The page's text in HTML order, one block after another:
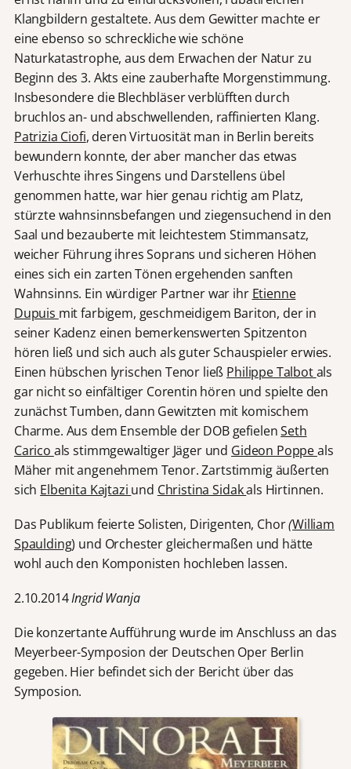
Klangbildern gestaltete. Aus dem Gewitter machte er
eine ebenso so schreckliche wie schöne
Naturkatastrophe, aus dem Erwachen der Natur zu
Beginn des 3. Akts eine zauberhafte Morgenstimmung.
Insbesondere die Blechbläser verblüfften durch
bruchlos an- und abschwellenden, raffinierten Klang.
Patrizia Ciofi, deren Virtuosität man in Berlin bereits
bewundern konnte, der aber mancher das etwas
Verhuschte ihres Singens und Darstellens übel
genommen hatte, war hier genau richtig am Platz,
stürzte wahnsinnsbefangen und ziegensuchend in den
Saal und bezauberte mit leichtestem Stimmansatz,
weicher Führung ihres Soprans und sicheren Höhen
eines sich ein zarten Tönen ergehenden sanften
Wahnsinns. Ein würdiger Partner war ihr Etienne
Dupuis mit farbigem, geschmeidigem Bariton, der in
seiner Kadenz einen bemerkenswerten Spitzenton
hören ließ und sich auch als guter Schauspieler erwies.
Einen hübschen lyrischen Tenor ließ Philippe Talbotals
gar nicht so einfältiger Corentin hören und spielte den
zunächst Tumben, dann Gewitzten mit komischem
Charme. Aus dem Ensemble der DOB gefielenSeth
Carico als stimmgewaltiger Jäger und Gideon Poppeals
Mäher mit angenehmem Tenor. Zartstimmig äußerten
sich Elbenita Kajtazi und Christina Sidakals Hirtinnen.
Das Publikum feierte Solisten, Dirigenten, Chor(William
Spaulding) und Orchester gleichermaßen und hätte
wohl auch den Komponisten hochleben lassen.
2.10.2014Ingrid Wanja
Die konzertante Aufführung wurde im Anschluss an das
Meyerbeer-Symposion der Deutschen Oper Berlin
gegeben. Hier befindet sich der Bericht über das
Symposion.